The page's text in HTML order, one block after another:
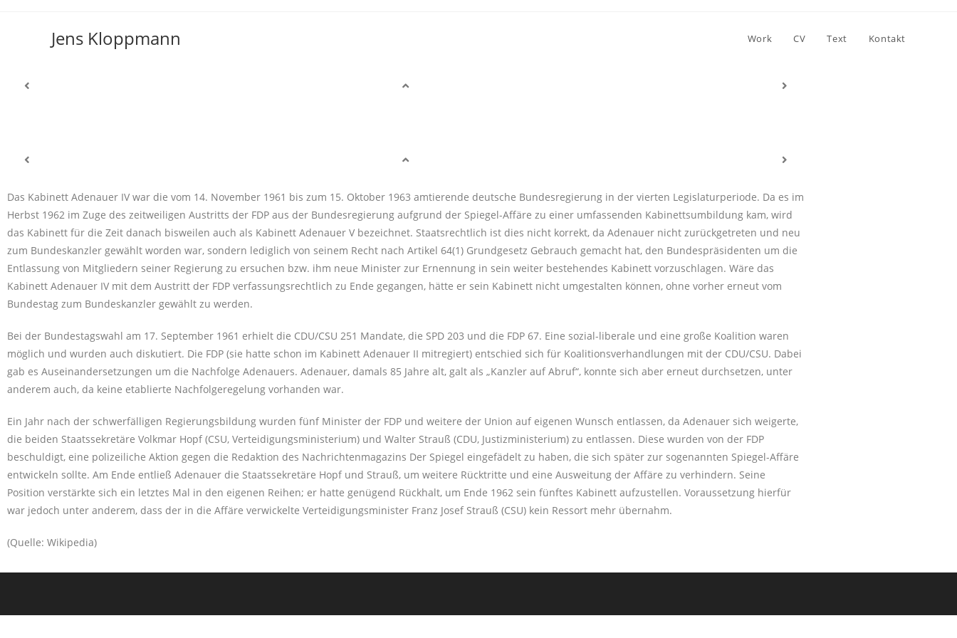
Jens Kloppmann Work CV Text Kontakt
Das Kabinett Adenauer IV war die vom 14. November 1961 bis zum 15. Oktober 1963 amtierende deutsche Bundesregierung in der vierten Legislaturperiode. Da es im
Herbst 1962 im Zuge des zeitweiligen Austritts der FDP aus der Bundesregierung aufgrund der Spiegel-Affäre zu einer umfassenden Kabinettsumbildung kam, wird
das Kabinett für die Zeit danach bisweilen auch als Kabinett Adenauer V bezeichnet. Staatsrechtlich ist dies nicht korrekt, da Adenauer nicht zurückgetreten und neu
zum Bundeskanzler gewählt worden war, sondern lediglich von seinem Recht nach Artikel 64(1) Grundgesetz Gebrauch gemacht hat, den Bundespräsidenten um die
Entlassung von Mitgliedern seiner Regierung zu ersuchen bzw. ihm neue Minister zur Ernennung in sein weiter bestehendes Kabinett vorzuschlagen. Wäre das
Kabinett Adenauer IV mit dem Austritt der FDP verfassungsrechtlich zu Ende gegangen, hätte er sein Kabinett nicht umgestalten können, ohne vorher erneut vom
Bundestag zum Bundeskanzler gewählt zu werden.
Bei der Bundestagswahl am 17. September 1961 erhielt die CDU/CSU 251 Mandate, die SPD 203 und die FDP 67. Eine sozial-liberale und eine große Koalition waren
möglich und wurden auch diskutiert. Die FDP (sie hatte schon im Kabinett Adenauer II mitregiert) entschied sich für Koalitionsverhandlungen mit der CDU/CSU. Dabei
gab es Auseinandersetzungen um die Nachfolge Adenauers. Adenauer, damals 85 Jahre alt, galt als „Kanzler auf Abruf“, konnte sich aber erneut durchsetzen, unter
anderem auch, da keine etablierte Nachfolgeregelung vorhanden war.
Ein Jahr nach der schwerfälligen Regierungsbildung wurden fünf Minister der FDP und weitere der Union auf eigenen Wunsch entlassen, da Adenauer sich weigerte,
die beiden Staatssekretäre Volkmar Hopf (CSU, Verteidigungsministerium) und Walter Strauß (CDU, Justizministerium) zu entlassen. Diese wurden von der FDP
beschuldigt, eine polizeiliche Aktion gegen die Redaktion des Nachrichtenmagazins Der Spiegel eingefädelt zu haben, die sich später zur sogenannten Spiegel-Affäre
entwickeln sollte. Am Ende entließ Adenauer die Staatssekretäre Hopf und Strauß, um weitere Rücktritte und eine Ausweitung der Affäre zu verhindern. Seine
Position verstärkte sich ein letztes Mal in den eigenen Reihen; er hatte genügend Rückhalt, um Ende 1962 sein fünftes Kabinett aufzustellen. Voraussetzung hierfür
war jedoch unter anderem, dass der in die Affäre verwickelte Verteidigungsminister Franz Josef Strauß (CSU) kein Ressort mehr übernahm.
(Quelle: Wikipedia)